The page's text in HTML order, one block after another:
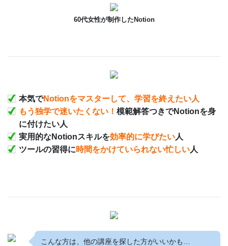
60代女性が制作したNotion
本気でNotionをマスターして、学習を終えたい人
もう独学で迷いたくない！模範解答つきでNotionを身
に付けたい人
実用的なNotionスキルを効率的に学びたい人
ツールの習得に時間をかけていられない忙しい人
こんな方は、他の講座を探した方がいいかも…